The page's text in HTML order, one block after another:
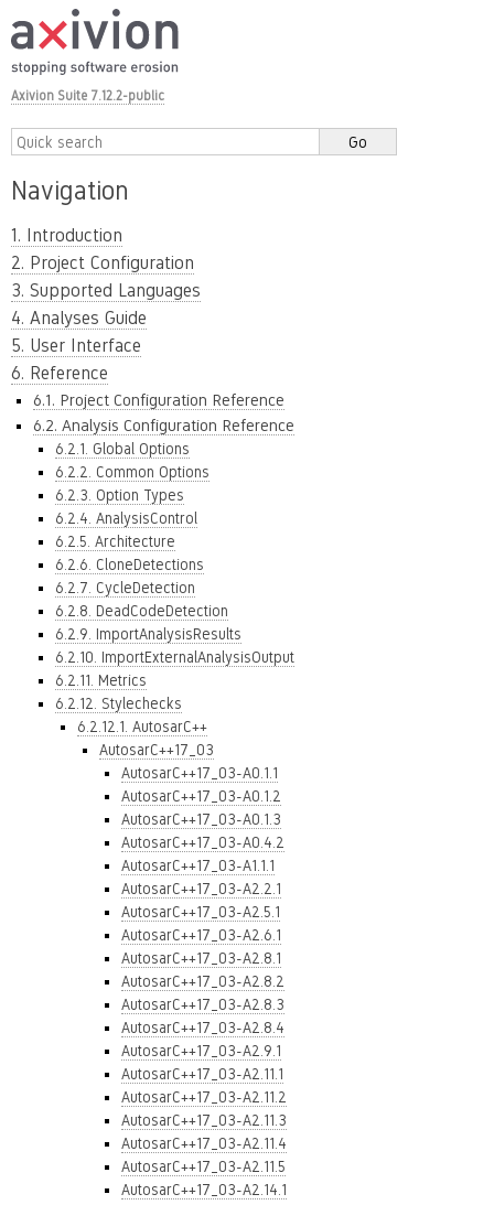
Axivion Suite 7.12.2-public
Navigation
1. Introduction
2. Project Configuration
3. Supported Languages
4. Analyses Guide
5. User Interface
6. Reference
6.1. Project Configuration Reference
6.2. Analysis Configuration Reference
6.2.1. Global Options
6.2.2. Common Options
6.2.3. Option Types
6.2.4. AnalysisControl
6.2.5. Architecture
6.2.6. CloneDetections
6.2.7. CycleDetection
6.2.8. DeadCodeDetection
6.2.9. ImportAnalysisResults
6.2.10. ImportExternalAnalysisOutput
6.2.11. Metrics
6.2.12. Stylechecks
6.2.12.1. AutosarC++
AutosarC++17_03
AutosarC++17_03-A0.1.1
AutosarC++17_03-A0.1.2
AutosarC++17_03-A0.1.3
AutosarC++17_03-A0.4.2
AutosarC++17_03-A1.1.1
AutosarC++17_03-A2.2.1
AutosarC++17_03-A2.5.1
AutosarC++17_03-A2.6.1
AutosarC++17_03-A2.8.1
AutosarC++17_03-A2.8.2
AutosarC++17_03-A2.8.3
AutosarC++17_03-A2.8.4
AutosarC++17_03-A2.9.1
AutosarC++17_03-A2.11.1
AutosarC++17_03-A2.11.2
AutosarC++17_03-A2.11.3
AutosarC++17_03-A2.11.4
AutosarC++17_03-A2.11.5
AutosarC++17_03-A2.14.1